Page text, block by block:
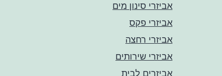
אביזרי סינון מים
אביזרי פקס
אביזרי רחצה
אביזרי שירותים
אביזרים לבית